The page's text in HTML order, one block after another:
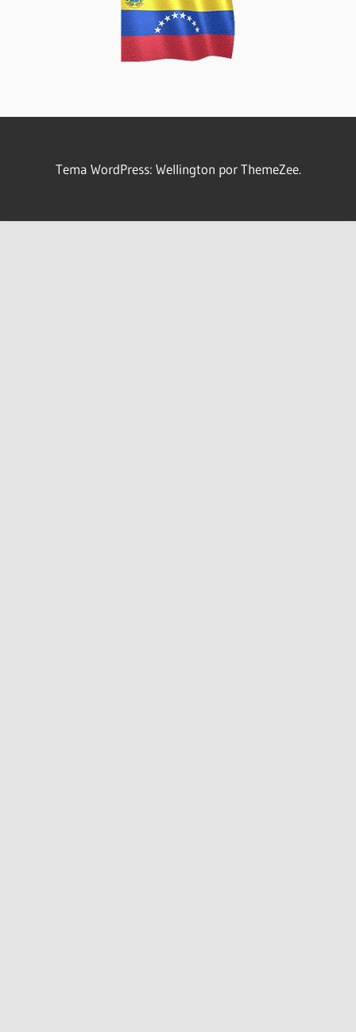
Tema WordPress: Wellington por ThemeZee.